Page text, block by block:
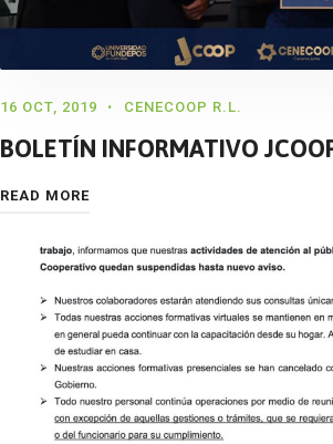
16 OCT, 2019 CENECOOP R.L.
BOLETÍN INFORMATIVO
READ MORE